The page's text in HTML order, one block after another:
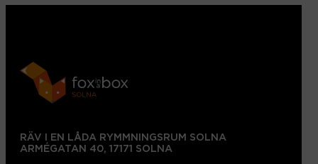
RÄV I EN LÅDA RYMMNINGSRUM SOLNA
ARMÉGATAN 40, 17171 SOLNA